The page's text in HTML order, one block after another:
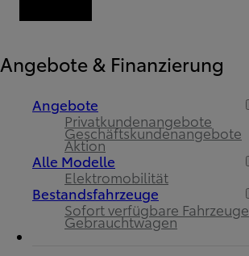
Angebote & Finanzierung
Angebote
Privatkundenangebote
Geschäftskundenangebote
Aktion
Alle Modelle
Elektromobilität
Bestandsfahrzeuge
Sofort verfügbare Fahrzeuge
Gebrauchtwagen